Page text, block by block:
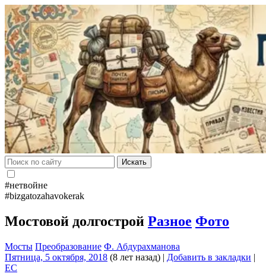
Искать
#нетвойне
#bizgatozahavokerak
Мостовой долгострой Разное Фото
Мосты Преобразование Ф. Абдурахманова
Пятница, 5 октября, 2018 (8 лет назад) | Добавить в закладки |
EC